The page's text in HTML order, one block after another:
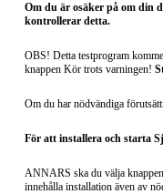
Om du är osäker på om din
kontrollerar detta.
OBS! Detta testprogram
knappen Kör trots varningen!
Om du har nödvändiga
För att installera och starta
ANNARS ska du välja
innehålla installation även av